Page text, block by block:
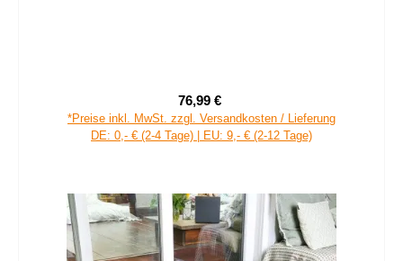
Verkaufspreis:
76,99 €
*Preise inkl. MwSt. zzgl. Versandkosten / Lieferung
DE: 0,- € (2-4 Tage) | EU: 9,- € (2-12 Tage)